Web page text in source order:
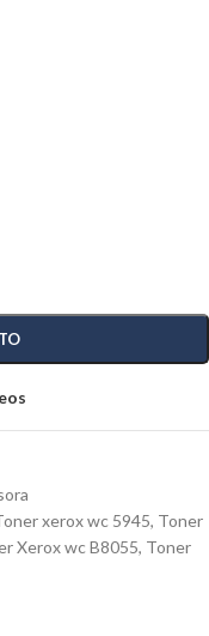
xerox wc 5945, Toner
Xerox wc B8055, Toner